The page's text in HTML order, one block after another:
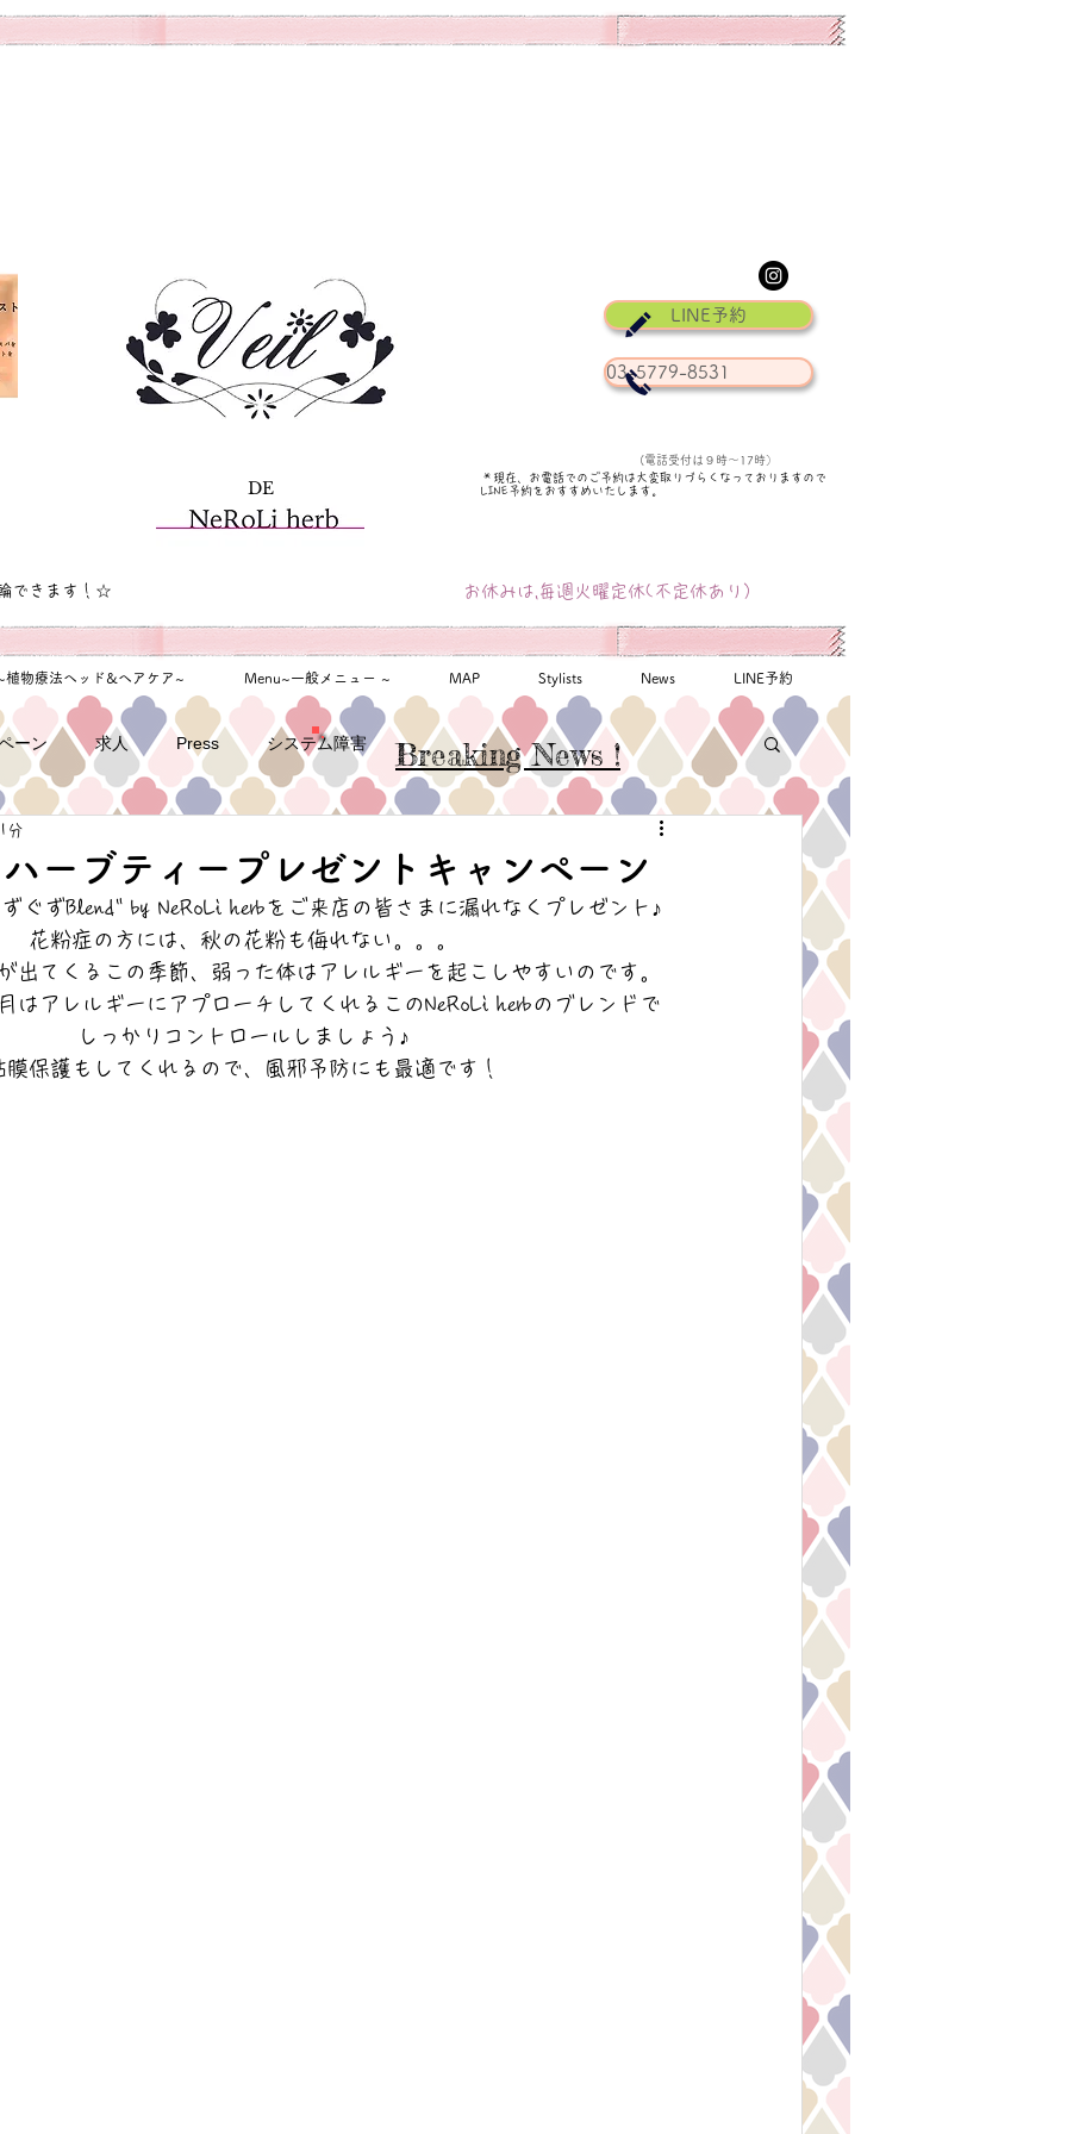
LINE予約
03-5779-8531
できます！☆
DE
(電話受付は９時〜17時）
＊現在、お電話でのご予約は大変取りづらくなっておりますので
LINE予約をおすすめいたします。
お休みは,毎週火曜定休(不定休あり）
植物療法ヘッド&ヘアケア~ Menu~一般メニュー ~ MAP Stylists News LINE予約
ーン 求人 Press システム障害
ーブティープレゼントキャンペーン
分
ぐずBlend" by NeRoLi herbをご来店の皆さまに漏れなくプレゼント♪
花粉症の方には、秋の花粉も侮れない。。。
出てくるこの季節、弱った体はアレルギーを起こしやすいのです。
はアレルギーにアプローチしてくれるこのNeRoLi herbのブレンドで
しっかりコントロールしましょう♪
膜保護もしてくれるので、風邪予防にも最適です！
Breaking News !